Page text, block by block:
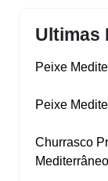
Ultimas
Peixe
Peixe
Churrasco
Mediterrâneo